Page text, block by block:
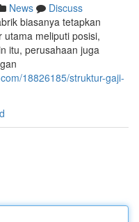
News
Discuss
biasanya tetapkan
meliputi posisi,
itu, perusahaan juga
18826185/struktur-gaji-